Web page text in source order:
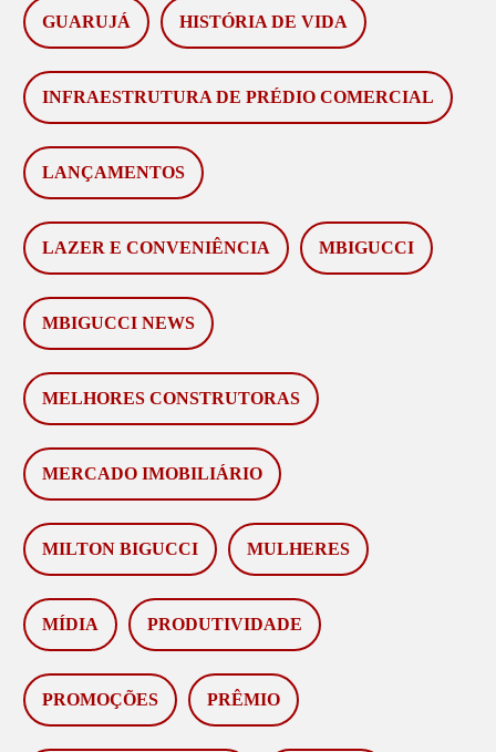
GUARUJÁ HISTÓRIA DE VIDA
INFRAESTRUTURA DE PRÉDIO COMERCIAL
LANÇAMENTOS
LAZER E CONVENIÊNCIA MBIGUCCI
MBIGUCCI NEWS
MELHORES CONSTRUTORAS
MERCADO IMOBILIÁRIO
MILTON BIGUCCI MULHERES
MÍDIA PRODUTIVIDADE
PROMOÇÕES PRÊMIO